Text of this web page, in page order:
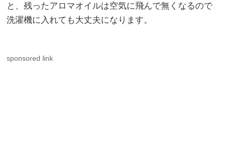
と、残ったアロマオイルは空気に飛んで無くなるので
洗濯機に入れても大丈夫になります。
sponsored link